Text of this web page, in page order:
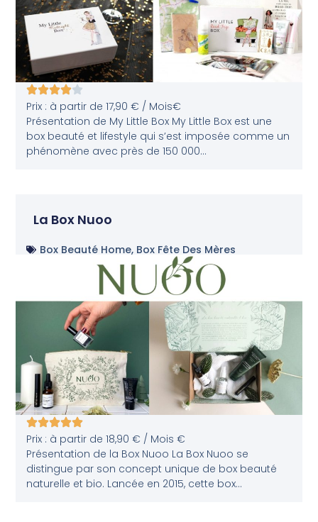
Prix : à partir de 17,90 € / Mois€
Présentation de My Little Box My Little Box est une
box beauté et lifestyle qui s’est imposée comme un
phénomène avec près de 150 000...
La Box Nuoo
Box Beauté Home, Box Fête Des Mères
Prix : à partir de 18,90 € / Mois €
Présentation de la Box Nuoo La Box Nuoo se
distingue par son concept unique de box beauté
naturelle et bio. Lancée en 2015, cette box...